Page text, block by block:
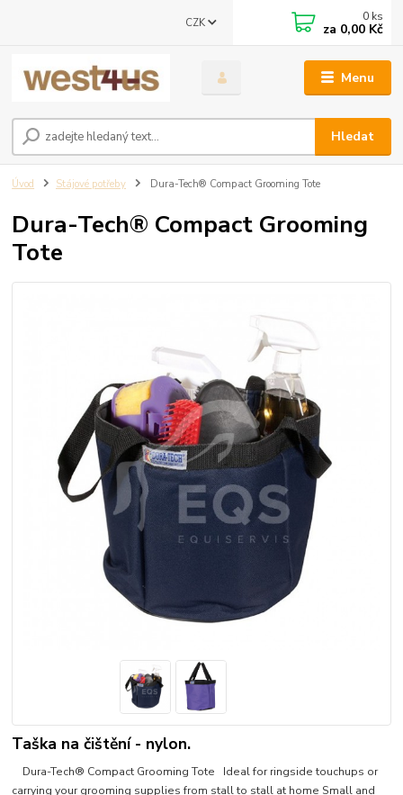
Menu
CZK
Hledat
0 ks
za 0,00 Kč
Úvod Stájové potřeby Dura-Tech® Compact Grooming Tote
Dura-Tech® Compact Grooming
Tote
Taška na čištění - nylon.
Dura-Tech® Compact Grooming Tote Ideal for ringside touchups or
carrying your grooming supplies from stall to stall at home Small and